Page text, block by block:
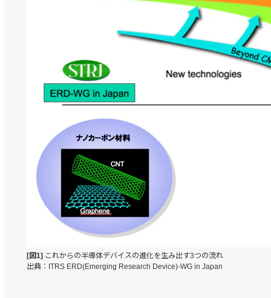
[図1] これからの半導体デバイスの進化を生み出す3つの流れ
出典：ITRS ERD(Emerging Research Device)-WG in Japan